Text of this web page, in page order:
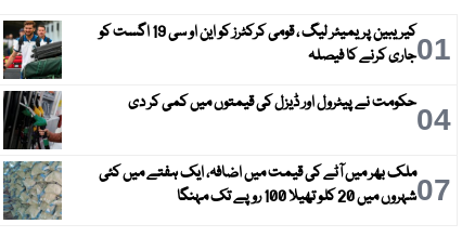
01
کیریبین پریمیئر لیگ ، قومی کرکٹرز کو این او سی 19 اگست کو
جاری کرنے کا فیصلہ
04حکومت نے پیٹرول اور ڈیزل کی قیمتوں میں کمی کر دی
07ملک بھر میں آٹے کی قیمت میں اضافہ، ایک ہفتے میں کئی
شہروں میں 20 کلو تھیلا 100 روپے تک مہنگا